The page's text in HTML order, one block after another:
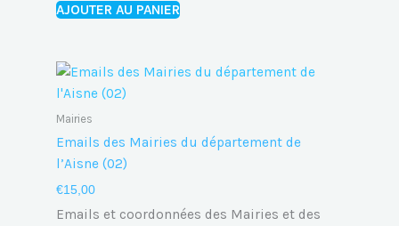
AJOUTER AU PANIER
Mairies
Emails des Mairies du département de
l’Aisne (02)
€15,00
Emails et coordonnées des Mairies et des